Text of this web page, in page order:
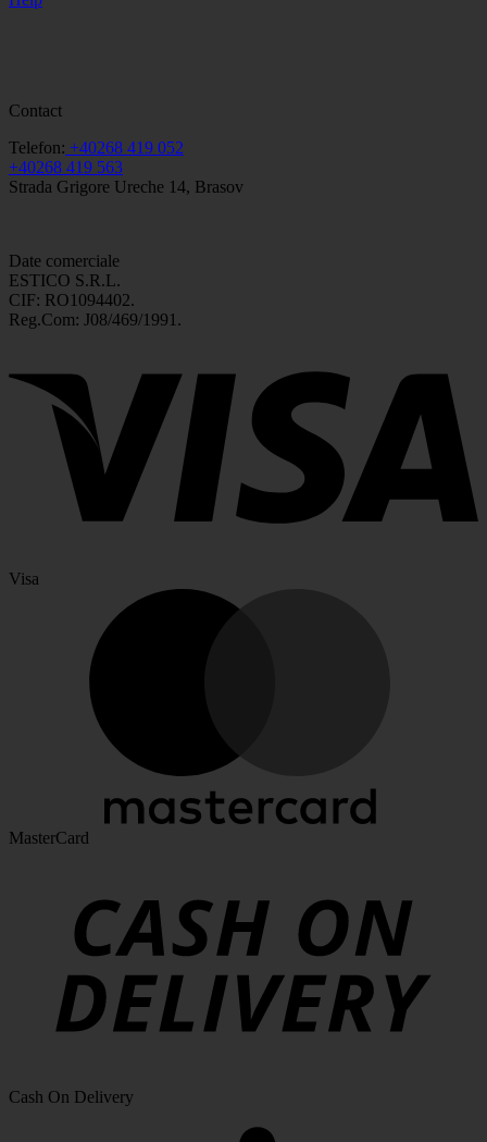
Contact
Telefon: +40268 419 052
+40268 419 563
Strada Grigore Ureche 14, Brasov
Date comerciale
ESTICO S.R.L.
CIF: RO1094402.
Reg.Com: J08/469/1991.
Visa
MasterCard
Cash On Delivery